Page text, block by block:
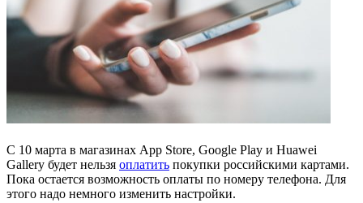
С 10 марта в магазинах App Store, Google Play и Huawei
Gallery будет нельзя оплатить покупки российскими картами.
Пока остается возможность оплаты по номеру телефона. Для
этого надо немного изменить настройки.